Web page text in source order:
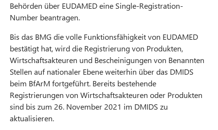
Behörden über EUDAMED eine Single-Registration-
Number beantragen.
Bis das BMG die volle Funktionsfähigkeit von EUDAMED
bestätigt hat, wird die Registrierung von Produkten,
Wirtschaftsakteuren und Bescheinigungen von Benannten
Stellen auf nationaler Ebene weiterhin über das DMIDS
beim BfArM fortgeführt. Bereits bestehende
Registrierungen von Wirtschaftsakteuren oder Produkten
sind bis zum 26. November 2021 im DMIDS zu
aktualisieren.